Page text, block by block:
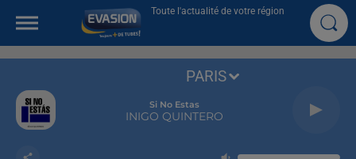
Toute l'actualité de votre région
Si No Estas
INIGO QUINTERO
PARIS